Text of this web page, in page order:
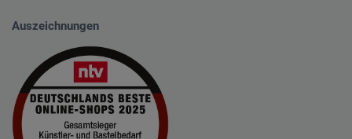
Auszeichnungen